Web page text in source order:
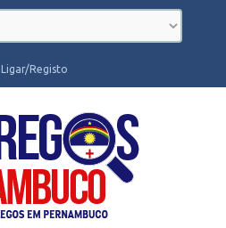
Ligar/Registo